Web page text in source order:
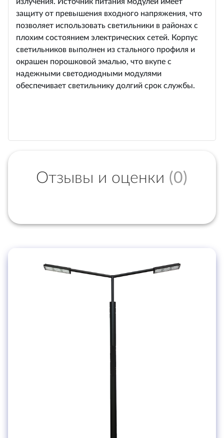
защиту от превышения входного напряжения, что
позволяет использовать светильники в районах с
плохим состоянием электрических сетей. Корпус
светильников выполнен из стального профиля и
окрашен порошковой эмалью, что вкупе с
надежными светодиодными модулями
обеспечивает светильнику долгий срок службы.
Отзывы и оценки (0)